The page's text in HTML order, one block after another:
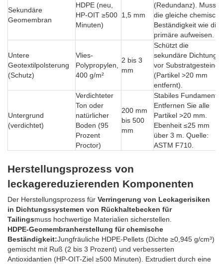
Sekundäre
Geomembran
HDPE (neu,
HP-OIT ≥500
Minuten)
1,5 mm
(Redundanz). Muss
die gleiche chemische
Beständigkeit wie die
primäre aufweisen.
Untere
Geotextilpolsterung
(Schutz)
Vlies-
Polypropylen,
400 g/m²
2 bis 3
mm
Schützt die
sekundäre Dichtung
vor Substratgesteinen
(Partikel >20 mm
entfernt).
Untergrund
(verdichtet)
Verdichteter
Ton oder
natürlicher
Boden (95
Prozent
Proctor)
200 mm
bis 500
mm
Stabiles Fundament.
Entfernen Sie alle
Partikel >20 mm.
Ebenheit ≤25 mm
über 3 m. Quelle:
ASTM F710.
Herstellungsprozess von
leckagereduzierenden Komponenten
Der Herstellungsprozess für Verringerung von Leckagerisiken
in Dichtungssystemen von Rückhaltebecken für
Tailingsmuss hochwertige Materialien sicherstellen.
HDPE-Geomembranherstellung für chemische
Beständigkeit:Jungfräuliche HDPE-Pellets (Dichte ≥0,945 g/cm³)
gemischt mit Ruß (2 bis 3 Prozent) und verbesserten
Antioxidantien (HP-OIT-Ziel ≥500 Minuten). Extrudiert durch eine